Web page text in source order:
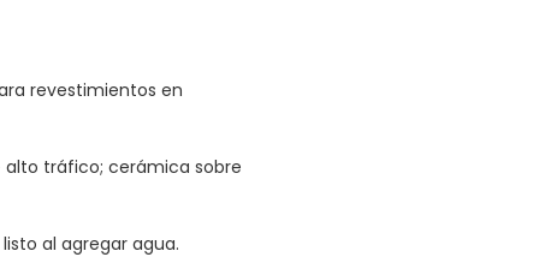
revestimientos en
alto tráfico; cerámica sobre
al agregar agua.